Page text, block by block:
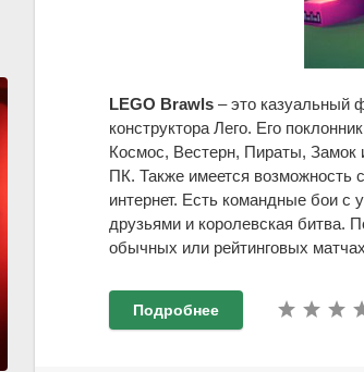
LEGO Brawls– это казуальный
конструктора Лего. Его
Космос, Вестерн, Пираты, Замок
ПК. Также имеется возможность
интернет. Есть командные бои с
друзьями и королевская битва.
обычных или рейтинговых
Подробнее